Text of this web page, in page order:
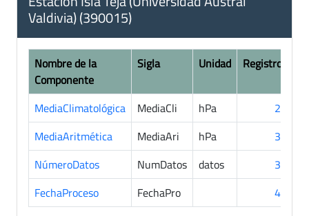
Valdivia) (390015)
Nombre de la
Componente
Sigla Unidad Registros
MediaClimatológica MediaCli hPa
26
MediaAritmética
MediaAri hPa
33
NúmeroDatos
NumDatos datos
33
FechaProceso
FechaPro 44